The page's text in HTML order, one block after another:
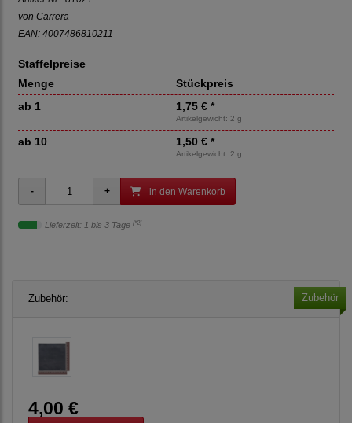
von Carrera
EAN: 4007486810211
Staffelpreise
Menge
Stückpreis
ab 1
1,75 € *
Artikelgewicht: 2 g
ab 10 1,50 € *
Artikelgewicht: 2 g
in den Warenkorb
Lieferzeit: 1 bis 3 Tage [*2]
Zubehör: Zubehör
4,00 €